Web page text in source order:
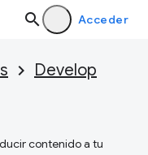
Acceder
Develop
contenido a tu